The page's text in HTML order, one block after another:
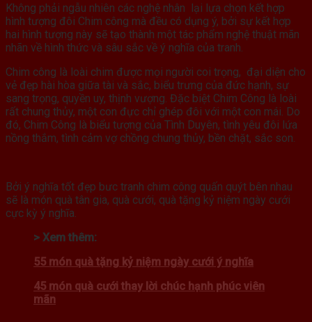
Không phải ngẫu nhiên các nghệ nhân lại lựa chọn kết hợp
hình tượng đôi Chim công mà đều có dụng ý, bởi sự kết hợp
hai hình tượng này sẽ tạo thành một tác phẩm nghệ thuật mãn
nhãn về hình thức và sâu sắc về ý nghĩa của tranh.
Chim công là loài chim được mọi người coi trọng, đại diện cho
vẻ đẹp hài hòa giữa tài và sắc, biểu trưng của đức hạnh, sự
sang trọng, quyền uy, thịnh vượng. Đặc biệt Chim Công là loài
rất chung thủy, một con đực chỉ ghép đôi với một con mái. Do
đó, Chim Công là biểu tượng của Tình Duyên, tình yêu đôi lứa
nồng thắm, tình cảm vợ chồng chung thủy, bền chặt, sắc son.
Bởi ý nghĩa tốt đẹp bưc tranh chim công quấn quýt bên nhau
sẽ là món quà tân gia, quà cưới, quà tặng kỷ niệm ngày cưới
cực kỳ ý nghĩa.
> Xem thêm:
55 món quà tặng kỷ niệm ngày cưới ý nghĩa
45 món quà cưới thay lời chúc hạnh phúc viên
mãn